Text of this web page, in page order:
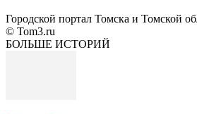
Городской портал Томска и Томской
© Tom3.ru
БОЛЬШЕ ИСТОРИЙ